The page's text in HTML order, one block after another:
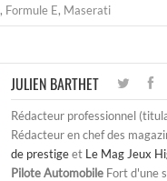
, Formule E, Maserati
JULIEN BARTHET
Rédacteur professionnel
Rédacteur en chef des
de prestigeet Le Mag Jeux
Pilote Automobile Fort d'une